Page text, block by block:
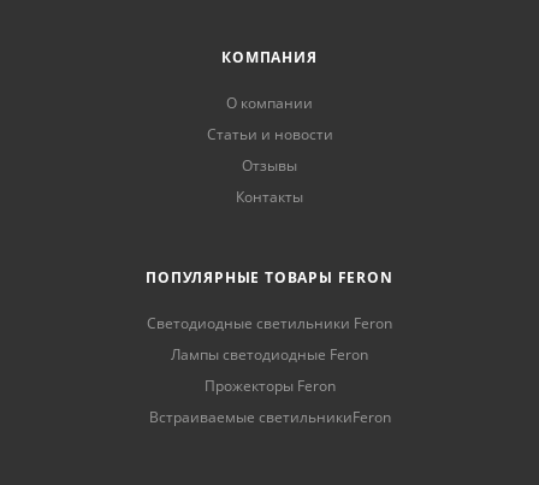
КОМПАНИЯ
О компании
Статьи и новости
Отзывы
Контакты
ПОПУЛЯРНЫЕ ТОВАРЫ FERON
Светодиодные светильники Feron
Лампы светодиодные Feron
Прожекторы Feron
Встраиваемые светильникиFeron